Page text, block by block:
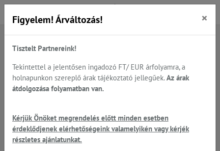
Főoldal Termékek
Toaster, Salamander, KontaktGrill; és Bain Marie;
Kontakt grillek üvegkerámia SpidoCook, öntöttvas HENDI
SPIDOGLASS™ - SP010P
kontakt grill, sima sütőfelülettel
Figyelem! Árváltozás! ×
Tisztelt Partnereink!
Tekintettel a jelentősen ingadozó FT/ EUR árfolyamra, a
holnapunkon szereplő árak tájékoztató jellegűek. Az árak
átdolgozása folyamatban van.
Kérjük Önöket megrendelés előtt minden esetben
érdeklődjenek elérhetőségeink valamelyikén vagy kérjék
részletes ajánlatunkat.